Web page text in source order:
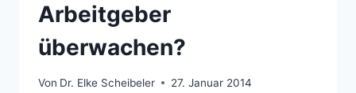
Arbeitgeber
überwachen?
Von Dr. Elke Scheibeler 27. Januar 2014